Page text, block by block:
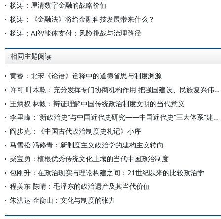
杨涛：厘清数字金融的战略价值
杨涛：《金融法》将给金融科技发展带来什么？
杨涛：AI智能体支付：风险挑战与治理路径
相同主题阅读
黄睿：北宋《论语》诠释中的道德省思与制度渊源
许可 叶本乾：充分发挥专门协商机构作用 把强国建设、民族复兴伟业不断推向前进
王炳权 林毅：辩证理解中国传统政治制度文明的当代意义
李里峰：“新政治史”与中国近代史研究——中国近代史“三大体系”建设（二）
阎步克：《中国古代政治制度史札记》小序
马雪松 冯修青：新制度主义政治学的建构主义转向
柴宝勇：植根优秀传统文化土壤的当代中国政治制度
包刚升：在政治现实与理论构建之间：21世纪以来的比较政治学
程美东 陈晴：毛泽东的政治遗产及其当代价值
朱洪达 金衡山：文化与制度的张力